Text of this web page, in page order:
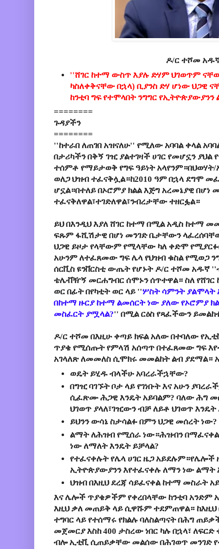
ዶ/ር ተሾመ
''ሸገር ከተማ ውስጥ እያሉ ድሃም ህገወጥም
ካስለቀቅናቸው በኋላ) ቢያንስ ድሃ ሆነው ህጋዊ
ከንቲባ ግፍ የተሞላበት ንግግር
========
ጉዳያችን
========
''ከተራበ ለጠገበ አዝናለሁ'' የሚለው አባባል ቀላል
በታሪካችን በቅኝ ገዢ ያልተገዛች ሀገር የመሆኗን ያህል
ተሰምቶ የማይታወቅ የግፍ ዓይነት አላየንም።በህወሃት/
ወለጋ ህዝብ ተፈናቅሏል።ከ2010 ዓም በኋላ ደግሞ
ሆኗል።በተለይ በኦሮምያ ክልል እጅግ አረመኔያዊ በሆነ
ተፈናቅለዋል፣ተገድለዋል፣ንብረታቸው ተዘርፏል።
ይህ በእንዲህ እያለ ሸገር ከተማ በሚል አዲስ ከተማ
ፍጹም ፋሺሽታዊ በሆነ መንገድ ቤታቸውን
ህጋዊ ይዞታ የላቸውም የሚላቸው ካለ ቀድሞ
አሁንም ለተፈጸመው ግፍ ሌላ የህዝብ ቁስል የሚወጋ
ሰርቪስ ዩንቨርስቲ ውጤት የሆኑት ዶ/ር ተሾመ አዱኛ
ቴሌቭዥኝ መርሐግብር ሰሞኑን ሰጥተዋል። ስለ የሸገር
ወር በፊት በየካቲት ወር ላይ ''ሦስት ሳምንት ያልሞላት
በከተማ ዙርያ ከተማ ልመሰርት ነው ያለው የኦሮምያ
መስፈርት ያሟላል?'' በሚል ርዕስ የጻፈችውን
ዶ/ር ተሾመ በእዚሁ ቀጣይ ክፍል አለው በተባለው
ጥያቄ የሚሰጡት የምላሽ አሰጣጥ በተፈጸመው ግፍ
አገላለጽ ለመመለስ ሲሞክሩ መመልከት ልብ
ወዴት ይሂዱ ብላችሁ አባረራችኋቸው?
በግዢ ባገኙት ቦታ ላይ የገነቡት እና አሁን
ሲፈጽሙ ሕጋዊ እንዴት አይባልም? ባለው ሕግ
ህገወጥ ያላለ፣ገዢውን ብቻ ለይቶ ህገወጥ እንዴት
ይህንን ውሳኔ ስታሳልፉ በምን ህጋዊ መሰረት ነው?
ልማት ለሕዝብ የሚሰራ ነው።ሕዝብን
ነው ለማለት እንዴት ይቻላል?
የተፈናቀሉት የሌላ ሀገር ዜጋ አይደሉም።የሌሎች
ኢትዮጵያውያንን እየተፈናቀሉ ለማን ነው ልማት
ህዝብ በእዚህ ደረጃ ሳይፈናቀል ከተማ መስራት
እና ሌሎች ጥያቄዎችም የቀረበላቸው ከንቲባ አንድም
እዚህ ቃለ መጠይቅ ላይ ሲዋሹም ተደምጠዋል።
ተግባር ላይ የተሰማሩ የክልሉ ባለስልጣናት በሕግ
መጀመርያ እስከ 400 ታስረው ነበር ካሉ በኋላ፣ ለፍርድ
ብሎ ኢቲቪ ሲጠይቃቸው መልሰው በሕገወጥ መንገድ